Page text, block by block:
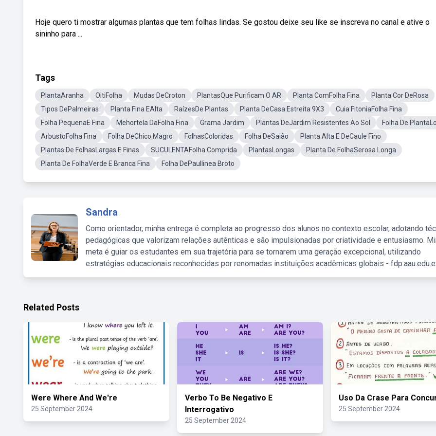
Hoje quero ti mostrar algumas plantas que tem folhas lindas. Se gostou deixe seu like se inscreva no canal e ative o
sininho para ...
Tags
PlantaAranha OitiFolha Mudas DeCroton PlantasQue Purificam O AR Planta ComFolha Fina
Planta Cor DeRosa
Tipos DePalmeiras
Planta Fina EAlta RaízesDe Plantas Planta DeCasa Estreita 9X3
Cuia FitoniaFolha Fina
Folha PequenaE Fina
Mehortela DaFolha Fina Grama Jardim Plantas DeJardim Resistentes Ao Sol
Folha De
ArbustoFolha Fina
Folha DeChico Magro FolhasColoridas Folha DeSaião
Planta Alta E DeCaule Fino
Plantas De FolhasLargas E Finas
SUCULENTAFolha Comprida PlantasLongas
Planta De FolhaSerosa Longa
Planta De FolhaVerde E Branca Fina
Folha DePaullinea Broto
Sandra
Como orientador, minha entrega é completa ao progresso dos alunos no contexto escolar, adotando
pedagógicas que valorizam relações autênticas e são impulsionadas por criatividade e entusiasmo.
meta é guiar os estudantes em sua trajetória para se tornarem uma geração excepcional, utilizando
estratégias educacionais reconhecidas por renomadas instituições acadêmicas globais -
Related Posts
Were Where And We're
25 September 2024
Verbo To Be Negativo E
Interrogativo
25 September 2024
Uso Da Crase Para
25 September 2024